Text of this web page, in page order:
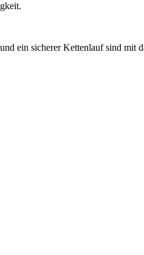
ein sicherer Kettenlauf sind mit